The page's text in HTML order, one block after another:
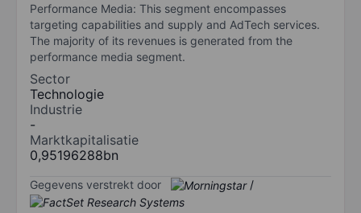
Performance Media: This segment encompasses
targeting capabilities and supply and AdTech services.
The majority of its revenues is generated from the
performance media segment.
Sector
Technologie
Industrie
-
Marktkapitalisatie
0,95196288bn
Gegevens verstrekt door /